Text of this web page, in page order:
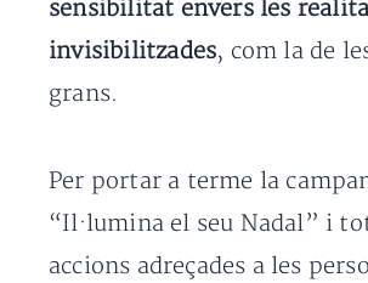
sensibilitat envers les
invisibilitzades, com la de
grans.
Per portar a terme la
“Il·lumina el seu Nadal” i
accions adreçades a les